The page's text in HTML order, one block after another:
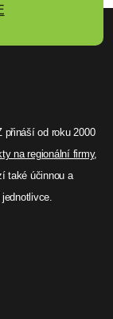
přináší od roku 2000
na regionální firmy,
také účinnou a